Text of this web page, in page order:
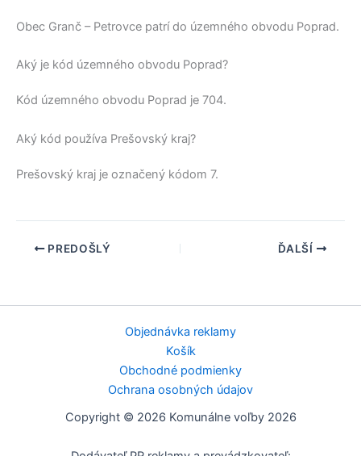
Obec Granč – Petrovce patrí do územného obvodu Poprad.
Aký je kód územného obvodu Poprad?
Kód územného obvodu Poprad je 704.
Aký kód používa Prešovský kraj?
Prešovský kraj je označený kódom 7.
PREDOŠLÝ ĎALŠÍ
Objednávka reklamy
Košík
Obchodné podmienky
Ochrana osobných údajov
Copyright © 2026 Komunálne voľby 2026